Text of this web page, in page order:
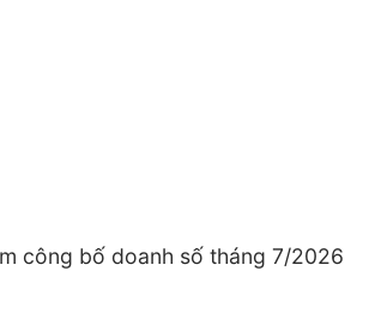
công bố doanh số tháng 7/2026